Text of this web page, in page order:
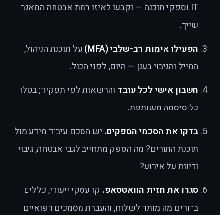
IT וספקי תוכנה — וקבעו לאיזו רמת אבטחה המאגר
שייך.
הפעילו אימות רב-שלבי (MFA)
על תוכנת הניהול,
המייל והגיבוי בענן — היום, לפני הכול.
חשבון אישי לכל עובד והרשאות לפי תפקיד; בטלו
כל סיסמה משותפת.
בדקו את הסכמי הספקים. יש הסכם עיבוד מידע מול
תוכנת התורים? מה הספק מתחייב לגבי אבטחה, גיבוי
ודיווח על אירוע?
סגרו את חזית הוואטסאפ. קו עסקי ייעודי, כללים
ברורים מה מותר לשלוח, והעברת מסמכים רפואיים